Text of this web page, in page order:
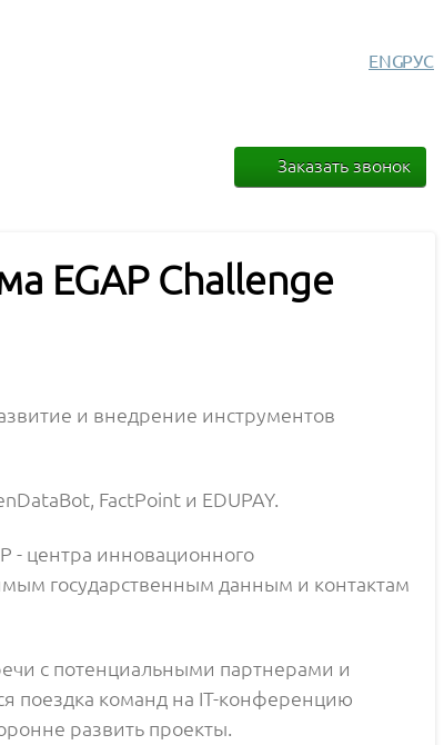
РУС
ENG
Заказать звонок
EGAP Challenge
и внедрение инструментов
FactPoint и EDUPAY.
- центра инновационного
государственным данным и контактам
с потенциальными партнерами и
поездка команд на IT-конференцию
развить проекты.